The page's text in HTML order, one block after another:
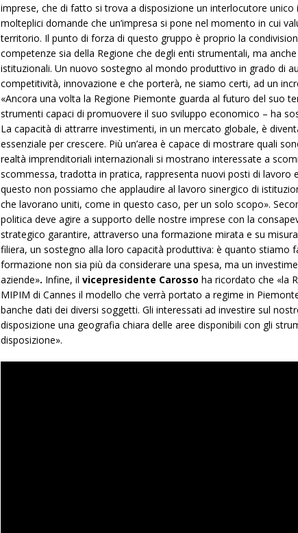
imprese, che di fatto si trova a disposizione un interlocutore unico
molteplici domande che un’impresa si pone nel momento in cui
territorio. Il punto di forza di questo gruppo è proprio la
competenze sia della Regione che degli enti strumentali, ma
istituzionali. Un nuovo sostegno al mondo produttivo in grado di
competitività, innovazione e che porterà, ne siamo certi, ad un
«Ancora una volta la Regione Piemonte guarda al futuro del suo
strumenti capaci di promuovere il suo sviluppo economico – ha
La capacità di attrarre investimenti, in un mercato globale, è
essenziale per crescere. Più un’area è capace di mostrare quali
realtà imprenditoriali internazionali si mostrano interessate a
scommessa, tradotta in pratica, rappresenta nuovi posti di lavoro
questo non possiamo che applaudire al lavoro sinergico di
che lavorano uniti, come in questo caso, per un solo scopo».
politica deve agire a supporto delle nostre imprese con la
strategico garantire, attraverso una formazione mirata e su
filiera, un sostegno alla loro capacità produttiva: è quanto stiamo
formazione non sia più da considerare una spesa, ma un
aziende». Infine, il vicepresidente Carosso ha ricordato che «la
MIPIM di Cannes il modello che verrà portato a regime in
banche dati dei diversi soggetti. Gli interessati ad investire sul
disposizione una geografia chiara delle aree disponibili con gli
disposizione».